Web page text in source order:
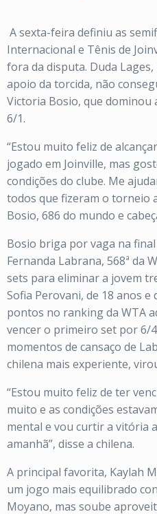
A sexta-feira definiu as
Internacional e Tênis de
fora da disputa. Duda
apoio da torcida, não
Victoria Bosio, que dominou
6/1.
“Estou muito feliz de
jogado em Joinville, mas
condições do clube. Me
todos que fizeram o torneio
Bosio, 686 do mundo e
Bosio briga por vaga na final
Fernanda Labrana, 568ª da
sets para eliminar a jovem
Sofia Perovani, de 18 anos
pontos no ranking da WTA
vencer o primeiro set por 6/
momentos de cansaço de
chilena mais experiente,
“Estou muito feliz de ter
muito e as condições
mental e vou curtir a vitória
amanhã”, disse a chilena.
A principal favorita, Kaylah
um jogo mais equilibrado
Moyano, mas soube